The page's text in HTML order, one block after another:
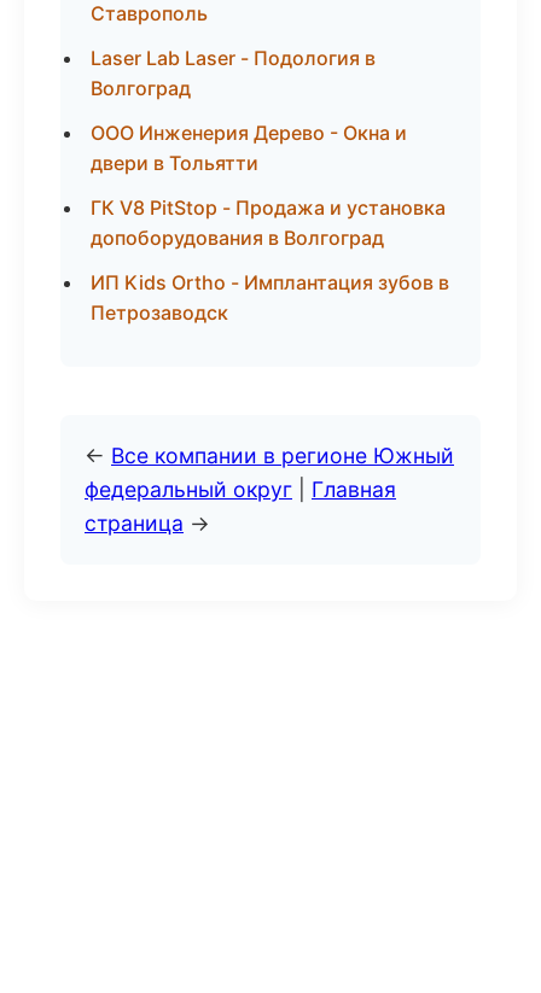
Ставрополь
Laser Lab Laser - Подология в
Волгоград
ООО Инженерия Дерево - Окна и
двери в Тольятти
ГК V8 PitStop - Продажа и установка
допоборудования в Волгоград
ИП Kids Ortho - Имплантация зубов в
Петрозаводск
← Все компании в регионе Южный
федеральный округ
Главная
страница →